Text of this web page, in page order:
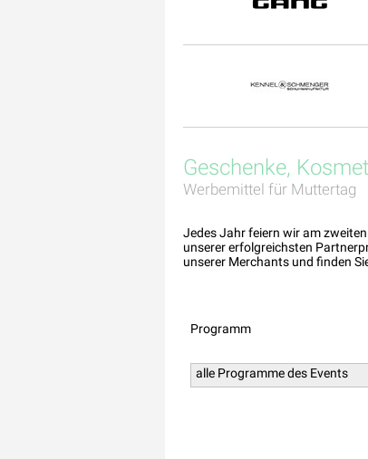
Geschenke,
Werbemittel für Muttertag
Jedes Jahr feiern wir am
unserer erfolgreichsten
unserer Merchants und finden
Programm
alle Programme des Events